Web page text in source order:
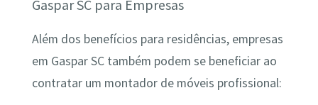
Gaspar SC para Empresas
Além dos benefícios para residências, empresas
em Gaspar SC também podem se beneficiar ao
contratar um montador de móveis profissional: